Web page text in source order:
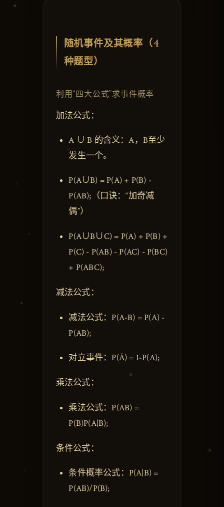
随机事件及其概率（4
种题型）
利用“四大公式”求事件概率
加法公式：
A ∪ B 的含义：A，B至少
发生一个。
P(A∪B) = P(A) + P(B) -
P(AB);（口诀：“加奇减
偶”）
P(A∪B∪C) = P(A) + P(B) +
P(C) - P(AB) - P(AC) - P(BC)
+ P(ABC);
减法公式：
减法公式：P(A-B) = P(A) -
P(AB);
对立事件：P(Ā) = 1-P(A);
乘法公式：
乘法公式：P(AB) =
P(B)P(A|B);
条件公式：
条件概率公式：P(A|B) =
P(AB)/P(B);